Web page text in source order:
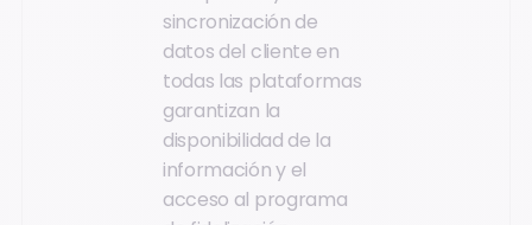
sincronización de
datos del cliente en
todas las plataformas
garantizan la
disponibilidad de la
información y el
acceso al programa